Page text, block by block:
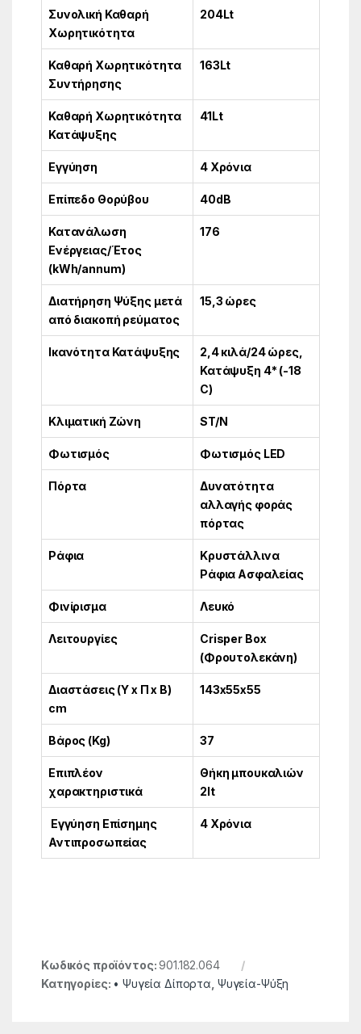
Συνολική Καθαρή
Χωρητικότητα
204Lt
Καθαρή Χωρητικότητα
Συντήρησης
163Lt
Καθαρή Χωρητικότητα
Κατάψυξης
41Lt
Εγγύηση 4 Χρόνια
Επίπεδο Θορύβου 40dB
Κατανάλωση
Ενέργειας/Έτος
(kWh/annum)
176
Διατήρηση Ψύξης μετά
από διακοπή ρεύματος
15,3 ώρες
Ικανότητα Κατάψυξης
2,4 κιλά/24 ώρες,
Κατάψυξη 4* (-18
C)
Κλιματική Ζώνη ST/N
Φωτισμός Φωτισμός LED
Πόρτα
Δυνατότητα
αλλαγής φοράς
πόρτας
Ράφια
Κρυστάλλινα
Ράφια Ασφαλείας
Φινίρισμα Λευκό
Λειτουργίες
Crisper Box
(Φρουτολεκάνη)
Διαστάσεις (Υ x Π x Β)
cm
143x55x55
Βάρος (Kg) 37
Επιπλέον
χαρακτηριστικά
Θήκη μπουκαλιών
2lt
Εγγύηση Επίσημης
Αντιπροσωπείας
4 Χρόνια
Κωδικός προϊόντος:901.182.064
Κατηγορίες: • Ψυγεία Δίπορτα Ψυγεία-Ψύξη